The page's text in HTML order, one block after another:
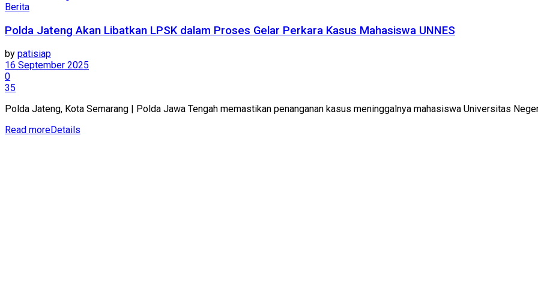
Berita
Polda Jateng Akan Libatkan LPSK dalam Proses Gelar Perkara Kasus Mahasiswa UNNES
by patisiap
16 September 2025
0
35
Polda Jateng, Kota Semarang | Polda Jawa Tengah memastikan penanganan kasus meninggalnya mahasiswa Universitas
Read moreDetails